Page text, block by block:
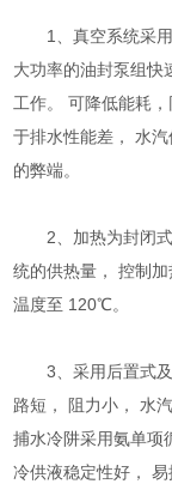
1、真空系统采用
大功率的油封泵组快
工作。 可降低能耗
于排水性能差， 水
的弊端。
2、加热为封闭式
统的供热量， 控制
温度至 120℃。
3、采用后置式及
路短， 阻力小， 水
捕水冷阱采用氨单项
冷供液稳定性好，